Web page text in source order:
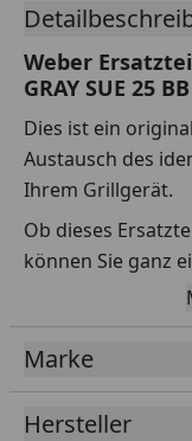
Weber
GRAY SUE 25
Dies ist ein
Austausch des
Ihrem Grillgerät.
Ob dieses
können Sie ganz
das betreffende
Über die
ganz einfach zur
Geben Sie dafür
Marke
Hersteller